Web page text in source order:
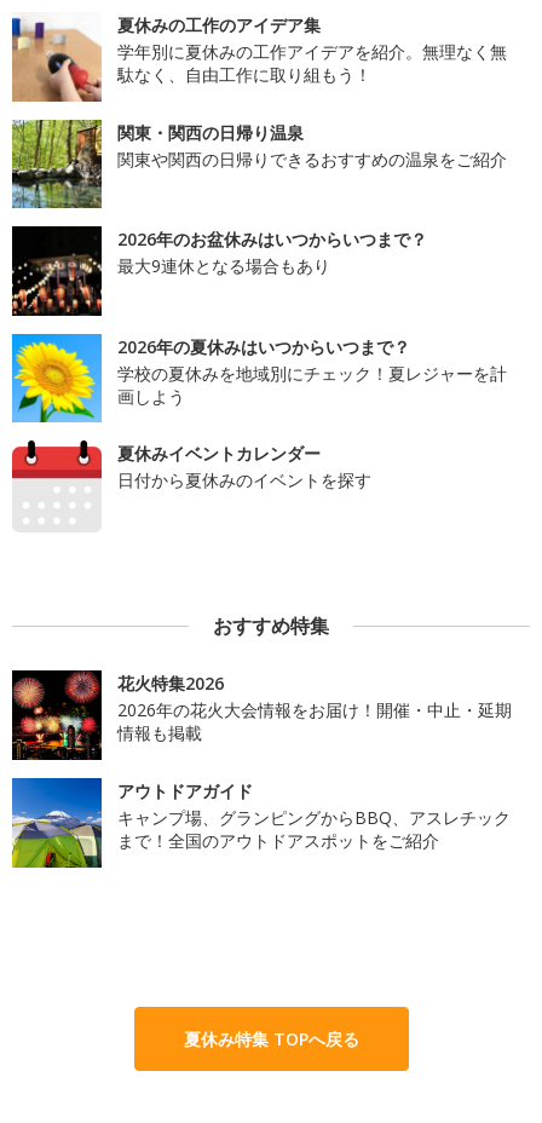
夏休みの工作のアイデア集
学年別に夏休みの工作アイデアを紹介。無理なく無
駄なく、自由工作に取り組もう！
関東・関西の日帰り温泉
関東や関西の日帰りできるおすすめの温泉をご紹介
2026年のお盆休みはいつからいつまで？
最大9連休となる場合もあり
2026年の夏休みはいつからいつまで？
学校の夏休みを地域別にチェック！夏レジャーを計
画しよう
夏休みイベントカレンダー
日付から夏休みのイベントを探す
おすすめ特集
花火特集2026
2026年の花火大会情報をお届け！開催・中止・延期
情報も掲載
アウトドアガイド
キャンプ場、グランピングからBBQ、アスレチック
まで！全国のアウトドアスポットをご紹介
夏休み特集 TOPへ戻る